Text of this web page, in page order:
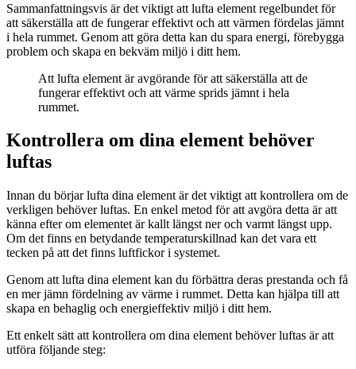
Sammanfattningsvis är det viktigt att lufta element regelbundet för
att säkerställa att de fungerar effektivt och att värmen fördelas jämnt
i hela rummet. Genom att göra detta kan du spara energi, förebygga
problem och skapa en bekväm miljö i ditt hem.
Att lufta element är avgörande för att säkerställa att de
fungerar effektivt och att värme sprids jämnt i hela
rummet.
Kontrollera om dina element behöver
luftas
Innan du börjar lufta dina element är det viktigt att kontrollera om de
verkligen behöver luftas. En enkel metod för att avgöra detta är att
känna efter om elementet är kallt längst ner och varmt längst upp.
Om det finns en betydande temperaturskillnad kan det vara ett
tecken på att det finns luftfickor i systemet.
Genom att lufta dina element kan du förbättra deras prestanda och få
en mer jämn fördelning av värme i rummet. Detta kan hjälpa till att
skapa en behaglig och energieffektiv miljö i ditt hem.
Ett enkelt sätt att kontrollera om dina element behöver luftas är att
utföra följande steg: